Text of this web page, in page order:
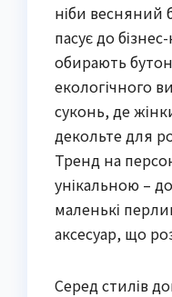
ніби весняний
пасує до
обирають
екологічного
суконь, де
декольте для
Тренд на
унікальною –
маленькі
аксесуар, що
Серед стилів